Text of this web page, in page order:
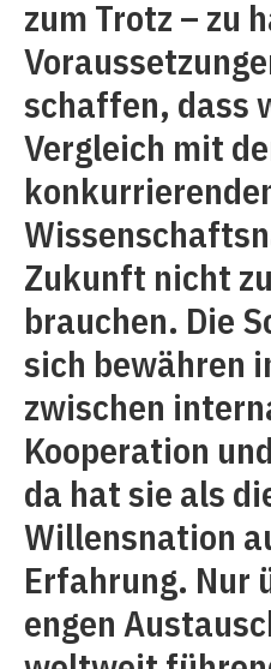
zum Trotz – zu
schaffen, dass
Vergleich mit
Zukunft nicht
brauchen. Die
sich bewähren
zwischen
Kooperation
da hat sie als
Willensnation
Erfahrung. Nur
engen